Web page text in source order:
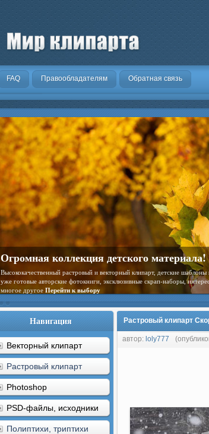
FAQ Правообладателям Обратная связь
Огромная коллекция детского материала!
Высококачественный растровый и векторный клипарт, детские
уже готовые авторские фотокниги, эксклюзивные скрап-наборы,
многое другое Перейти к выбору
Навигация
Векторный клипарт
Растровый клипарт
Photoshop
PSD-файлы, исходники
Полиптихи, триптихи
Растровый клипарт
автор: loly777